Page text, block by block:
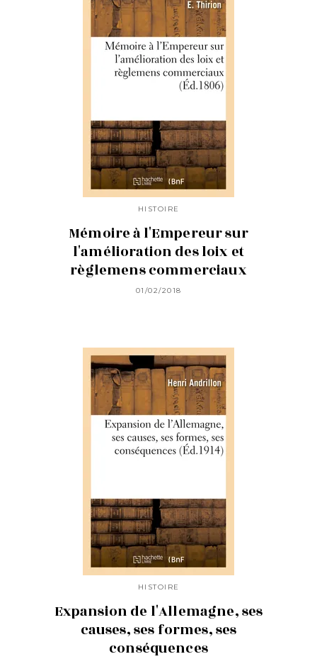
HISTOIRE
Mémoire à l'Empereur sur
l'amélioration des loix et
règlemens commerciaux
01/02/2018
HISTOIRE
Expansion de l'Allemagne, ses
causes, ses formes, ses
conséquences